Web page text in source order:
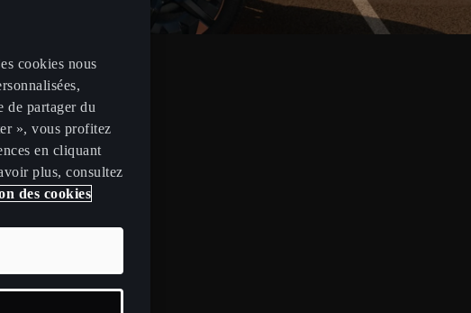
cookies nous
de partager du
», vous profitez
en cliquant
plus, consultez
des cookies